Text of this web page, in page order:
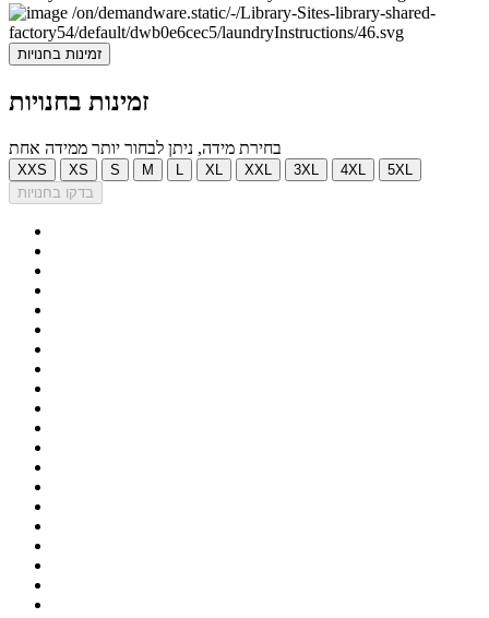
זמינות בחנויות
זמינות בחנויות
בחירת מידה, ניתן לבחור יותר ממידה אחת
XXS XS S M XL XXL 3XL 4XL
5XL
בדקו בחנויות